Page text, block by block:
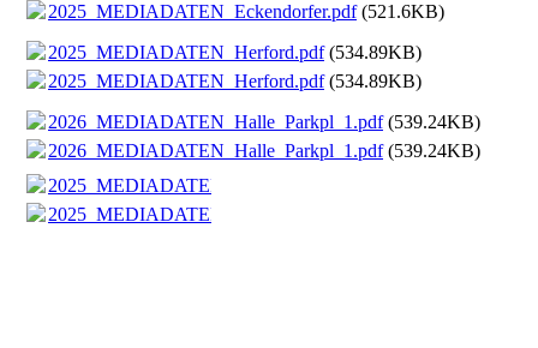
2025_MEDIADATEN_Eckendorfer.pdf(521.6KB)
2025_MEDIADATEN_Herford.pdf(534.89KB)
2025_MEDIADATEN_Herford.pdf(534.89KB)
2026_MEDIADATEN_Halle_Parkpl_1.pdf(539.24KB)
2026_MEDIADATEN_Halle_Parkpl_1.pdf(539.24KB)
2025_MEDIADATEN_Stieghorst.pdf
2025_MEDIADATEN_Stieghorst.pdf